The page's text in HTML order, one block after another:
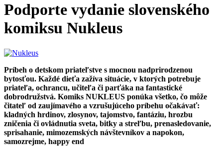
Podporte vydanie slovenského
komiksu Nukleus
Príbeh o detskom priateľstve s mocnou nadprirodzenou
bytosťou. Každé dieťa zažíva situácie, v ktorých potrebuje
priateľa, ochrancu, učiteľa či parťáka na fantastické
dobrodružstvá. Komiks NUKLEUS ponúka všetko, čo môže
čitateľ od zaujímavého a vzrušujúceho príbehu očakávať:
kladných hrdinov, zlosynov, tajomstvo, fantáziu, hrozbu
zničenia či ovládnutia sveta, bitky a streľbu, prenasledovanie,
sprisahanie, mimozemských návštevníkov a napokon,
samozrejme, happy end